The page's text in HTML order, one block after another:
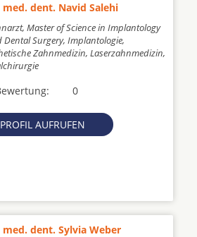
med. dent. Navid Salehi
Master of Science in Implantology
Dental Surgery, Implantologie,
Zahnmedizin, Laserzahnmedizin,
0
PROFIL AUFRUFEN
med. dent. Sylvia Weber